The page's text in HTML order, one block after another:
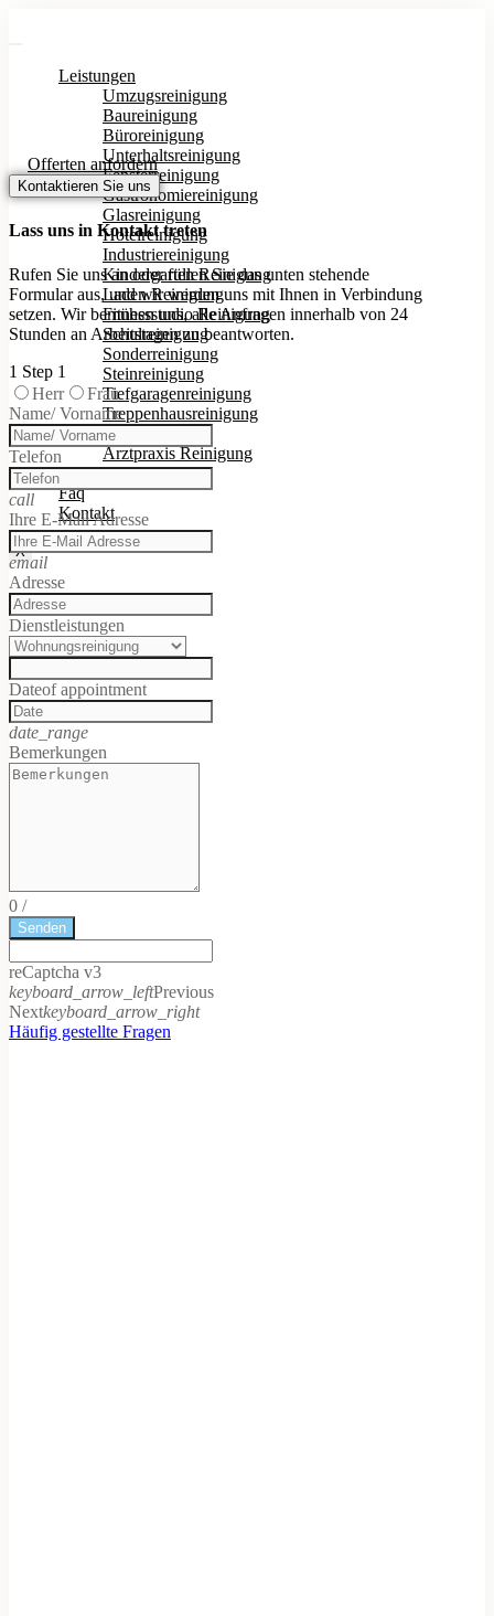
Leistungen
Umzugsreinigung
Baureinigung
Büroreinigung
Unterhaltsreinigung
Fensterreinigung
Gastronomiereinigung
Glasreinigung
Hotelreinigung
Industriereinigung
Kindergarten Reinigung
Laden Reinigung
Fitnessstudio Reinigung
Schulreinigung
Sonderreinigung
Steinreinigung
Tiefgaragenreinigung
Treppenhausreinigung
Winterdienst
Arztpraxis Reinigung
Ratgeber
Faq
Kontakt
X
Offerten anfordern
Kontaktieren Sie uns
Lass uns in Kontakt treten
Rufen Sie uns an oder füllen Sie das unten stehende
Formular aus, und wir werden uns mit Ihnen in Verbindung
setzen. Wir bemühen uns, alle Anfragen innerhalb von 24
Stunden an Arbeitstagen zu beantworten.
1 Step 1
Herr
Frau
Name/ Vorname
Telefon
call
Ihre E-Mail Adresse
email
Adresse
Dienstleistungen
Dateof appointment
date_range
Bemerkungen
0 /
Senden
reCaptcha v3
keyboard_arrow_leftPrevious
Nextkeyboard_arrow_right
Häufig gestellte Fragen